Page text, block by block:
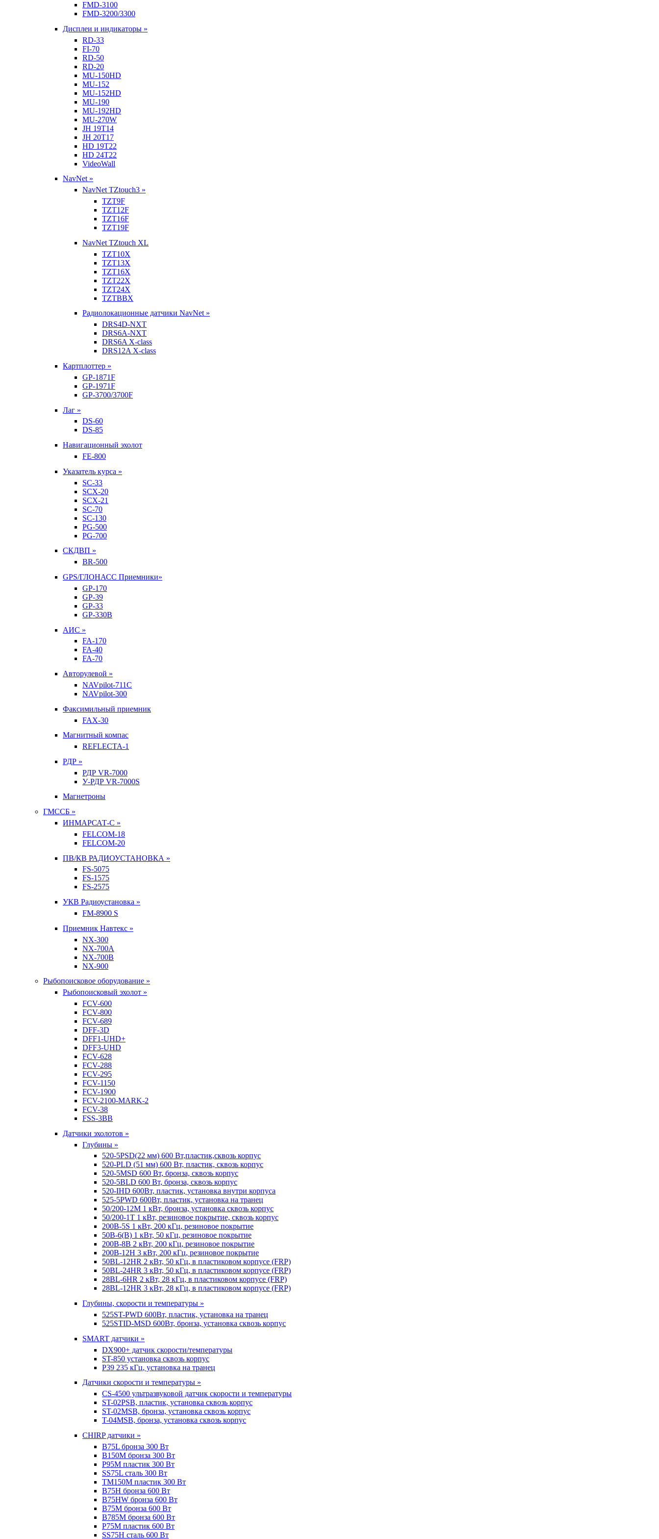
FMD-3100
FMD-3200/3300
Дисплеи и индикаторы »
RD-33
FI-70
RD-50
RD-20
MU-150HD
MU-152
MU-152HD
MU-190
MU-192HD
MU-270W
JH 19T14
JH 20T17
HD 19T22
HD 24T22
VideoWall
NavNet »
NavNet TZtouch3 »
TZT9F
TZT12F
TZT16F
TZT19F
NavNet TZtouch XL
TZT10X
TZT13X
TZT16X
TZT22X
TZT24X
TZTBBX
Радиолокационные датчики NavNet »
DRS4D-NXT
DRS6A-NXT
DRS6A X-class
DRS12A X-class
Картплоттер »
GP-1871F
GP-1971F
GP-3700/3700F
Лаг »
DS-60
DS-85
Навигационный эхолот
FE-800
Указатель курса »
SC-33
SCX-20
SCX-21
SC-70
SC-130
PG-500
PG-700
СКДВП »
BR-500
GPS/ГЛОНАСС Приемники»
GP-170
GP-39
GP-33
GP-330B
АИС »
FA-170
FA-40
FA-70
Авторулевой »
NAVpilot-711С
NAVpilot-300
Факсимильный приемник
FAX-30
Магнитный компас
REFLECTA-1
РДР »
РДР VR-7000
У-РДР VR-7000S
Магнетроны
ГМССБ »
ИНМАРСАТ-С »
FELCOM-18
FELCOM-20
ПВ/КВ РАДИОУСТАНОВКА »
FS-5075
FS-1575
FS-2575
УКВ Радиоустановка »
FM-8900 S
Приемник Навтекс »
NX-300
NX-700A
NX-700B
NX-900
Рыбопоисковое оборудование »
Рыбопоисковый эхолот »
FCV-600
FCV-800
FCV-689
DFF-3D
DFF1-UHD+
DFF3-UHD
FCV-628
FCV-288
FCV-295
FCV-1150
FCV-1900
FCV-2100-MARK-2
FCV-38
FSS-3BB
Датчики эхолотов »
Глубины »
520-5PSD(22 мм) 600 Вт,пластик,сквозь корпус
520-PLD (51 мм) 600 Вт, пластик, сквозь корпус
520-5MSD 600 Вт, бронза, сквозь корпус
520-5BLD 600 Вт, бронза, сквозь корпус
520-IHD 600Вт, пластик, установка внутри корпуса
525-5PWD 600Вт, пластик, установка на транец
50/200-12M 1 кВт, бронза, установка сквозь корпус
50/200-1T 1 кВт, резиновое покрытие, сквозь корпус
200B-5S 1 кВт, 200 кГц, резиновое покрытие
50B-6(B) 1 кВт, 50 кГц, резиновое покрытие
200B-8B 2 кВт, 200 кГц, резиновое покрытие
200B-12H 3 кВт, 200 кГц, резиновое покрытие
50BL-12HR 2 кВт, 50 кГц, в пластиковом корпусе (FRP)
50BL-24HR 3 кВт, 50 кГц, в пластиковом корпусе (FRP)
28BL-6HR 2 кВт, 28 кГц, в пластиковом корпусе (FRP)
28BL-12HR 3 кВт, 28 кГц, в пластиковом корпусе (FRP)
Глубины, скорости и температуры »
525ST-PWD 600Вт, пластик, установка на транец
525STID-MSD 600Вт, бронза, установка сквозь корпус
SMART датчики »
DX900+ датчик скорости/температуры
ST-850 установка сквозь корпус
P39 235 кГц, установка на транец
Датчики скорости и температуры »
CS-4500 ультразвуковой датчик скорости и температуры
ST-02PSB, пластик, установка сквозь корпус
ST-02MSB, бронза, установка сквозь корпус
T-04MSB, бронза, установка сквозь корпус
CHIRP датчики »
B75L бронза 300 Вт
B150M бронза 300 Вт
P95M пластик 300 Вт
SS75L сталь 300 Вт
TM150M пластик 300 Вт
B75H бронза 600 Вт
B75HW бронза 600 Вт
B75M бронза 600 Вт
B785M бронза 600 Вт
P75M пластик 600 Вт
SS75H сталь 600 Вт